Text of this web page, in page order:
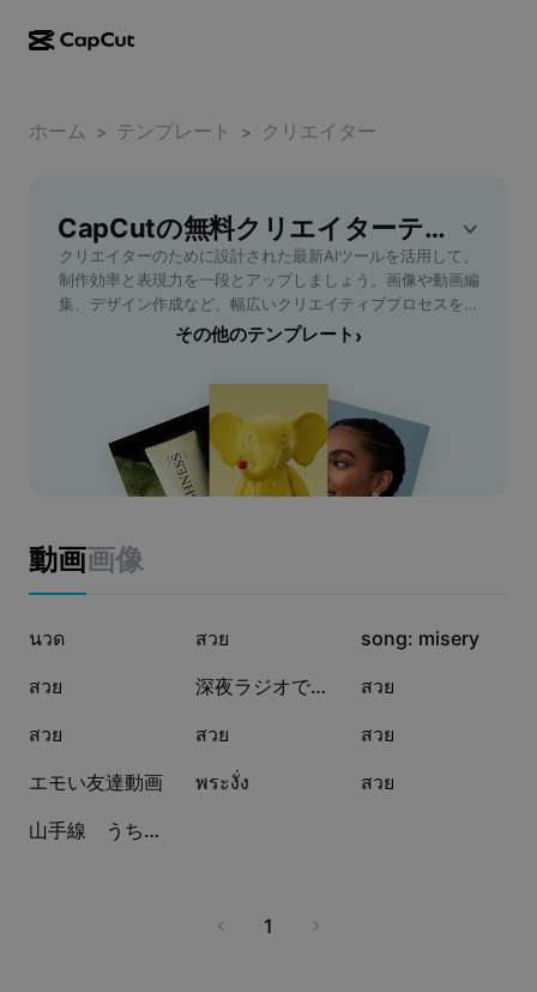
CapCutデスクトップ
CapCut Pad
CapCutモバイル
動画スタジオ
AI動画ジェネレーター
AI画像ジェネレーター
Dreamina Seedance 2.5
Nano Banana Pro
動画エディター＆ジェネレーター
画像エディター＆ジェネレーター
音声ジェネレーター＆エディター
ユースケース
マーケティング
ソーシャルメディアのテンプレート
その他
カレンダーのテンプレート
アニバーサリーのテンプレート
エフェクトのテンプレート
産業のテンプレート
振り返りのテンプレート
取り組み
アフィリエイト
パイオニアプログラム
クリエイティブパートナープログラム
CapCutクリエイティブキャンパス
トラストセンター
ヘルプセンター
CapCutの利用規約について
Dreamina Seedance 2.0 Launch
ホーム > テンプレート > クリエイター
CapCutの無料クリエイターテンプレート
クリエイターのために設計された最新AIツールを活用して、
制作効率と表現力を一段とアップしましょう。画像や動画編
集、デザイン作成など、幅広いクリエイティブプロセスをサ
ポート。直感的な操作性と豊富なテンプレートで、初心者か
SNSのコンテンツプロデューサーなど、様々なクリエイター
に最適。今すぐ優れた機能を体験し、あなたのクリエイティ
ブワークを一段上へ引き上げましょう。
その他のテンプレート ›
動画画像
87.9万
นวด 8.9万
สวย 5.2万
song: misery
3.4万
สวย 829 深夜ラジオで流れてる🎧 480
สวย
386
สวย 109
สวย 81
สวย
50
エモい友達動画 49
พระงั่ง 39
สวย
0 山手線 うちまわり
1